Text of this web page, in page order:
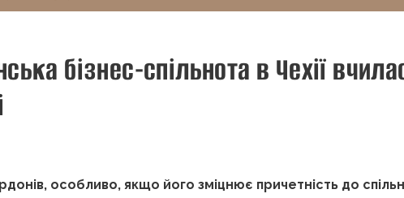
бізнес-спільнота в Чехії
особливо, якщо його зміцнює причетність до